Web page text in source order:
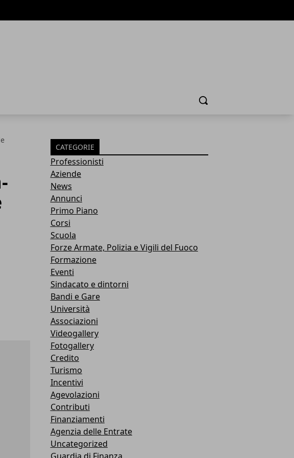
Cerca
CATEGORIE
Professionisti
Aziende
News
Annunci
Primo Piano
Corsi
Scuola
Forze Armate, Polizia e Vigili del Fuoco
Formazione
Eventi
Sindacato e dintorni
Bandi e Gare
Università
Associazioni
Videogallery
Fotogallery
Credito
Turismo
Incentivi
Agevolazioni
Contributi
Finanziamenti
Agenzia delle Entrate
Uncategorized